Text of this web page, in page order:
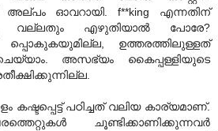
ഓവറായി. f**king എന്നതിന്
വല്ലതും എഴുതിയാല്‍ പോരേ?
പ്പൊകുകയുമില്ല, ഉത്തരത്തിലുള്ളത്
അസഭ്യം കൈപ്പള്ളിയുടെ
കഷ്ടപ്പെട്ട് പഠിച്ചത് വലിയ കാര്യമാണ്.
ചൂണ്ടിക്കാണിക്കുന്നവര്‍